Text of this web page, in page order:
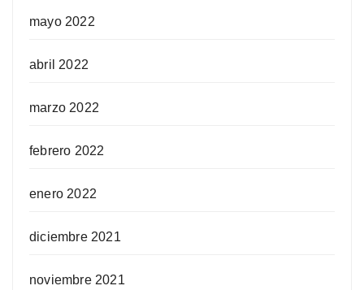
mayo 2022
abril 2022
marzo 2022
febrero 2022
enero 2022
diciembre 2021
noviembre 2021